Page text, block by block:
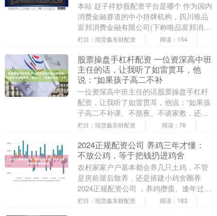
本站 赵子祥炒股配资平台是哪个 作为国内
消费金融赛道的中小持牌机构，四川唯品
富邦消费金融有限公司(下称唯品富邦消
金)近年依托股东资源与助贷渠道实现规模
栏目：现货鑫东财配资 阅读：154
股票操盘手杠杆配资 一位资深高中班
主任的话，让我听了如雷贯耳，他
说：​“如果孩子高二不补
一位资深高中班主任的话股票操盘手杠杆
配资，让我听了如雷贯耳，他说：​“如果孩
子高二不补课、不熬夜、不请家教，还能
稳稳考到550分以上的孩子——你就偷着
栏目：现货鑫东财配资 阅读：76
2024正规配资公司 养鸡三年才懂：
不放公鸡，等于把钱扔进鸡舍
农村家家户户基本都会养几只土鸡，不管
是房前屋后散养，还是搭建小鸡舍圈养
2024正规配资公司 ，养鸡攒蛋、逢年过节
杀鸡，都是农户最实在的增收方式。 我养
栏目：现货鑫东财配资 阅读：183